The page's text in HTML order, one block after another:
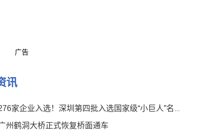
广告
讯
家企业入选！深圳第四批入选国家级“小巨人”名单公布
州鹤洞大桥正式恢复桥面通车